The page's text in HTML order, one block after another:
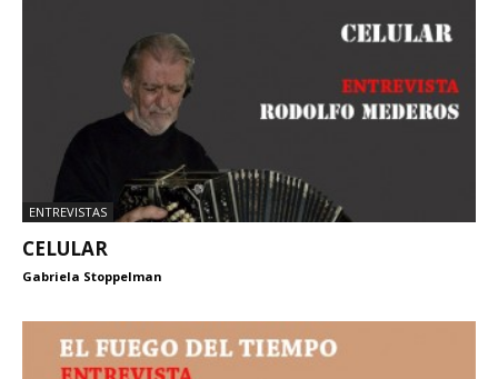
ENTREVISTAS
CELULAR
Gabriela Stoppelman